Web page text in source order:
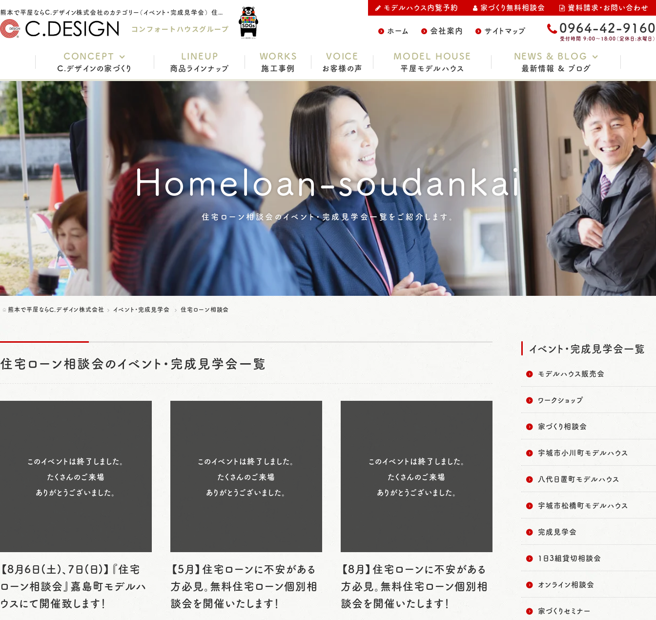
熊本で平屋ならC.デザイン株式会社のカテゴリー（イベント・完成見学会） 住宅ローン相談会をご紹介
コンフォートハウスグループ ホーム 会社案内 サイトマップ
モデルハウス内覧予約 家づくり無料相談会 資料請求・お問い合わせ
0964-42-9160
受付時間 9:00～18:00（定休日:水曜日）
CONCEPT
C.デザインの家づくり
充実の標準仕様
安心の保証
家づくりの流れ
インテリアスタイル
よくあるご質問
スタッフ紹介
LINEUP
商品ラインナップ
WORKS
施工事例
VOICE
お客様の声
MODEL HOUSE
平屋モデルハウス
NEWS & BLOG
最新情報 & ブログ
お知らせ
家づくりコラム
スタッフブログ
イベント・完成見学会
土地情報
現場レポート
Homeloan-soudankai
住宅ローン相談会のイベント・完成見学会一覧をご紹介します。
熊本で平屋ならC.デザイン株式会社 イベント・完成見学会 住宅ローン相談会
住宅ローン相談会のイベント・完成見学会一覧
このイベントは終了しました。
たくさんのご来場
ありがとうございました。
【8月6日(土)、7日(日)】『住宅
ローン相談会』嘉島町モデルハ
ウスにて開催致します！
このイベントは終了しました。
たくさんのご来場
ありがとうございました。
【5月】住宅ローンに不安がある
方必見。無料住宅ローン個別相
談会を開催いたします！
このイベントは終了しました。
たくさんのご来場
ありがとうございました。
【8月】住宅ローンに不安がある
方必見。無料住宅ローン個別相
談会を開催いたします！
イベント・完成見学会一覧
モデルハウス販売会
ワークショップ
家づくり相談会
宇城市小川町モデルハウス
八代日置町モデルハウス
宇城市松橋町モデルハウス
完成見学会
1日3組貸切相談会
オンライン相談会
家づくりセミナー